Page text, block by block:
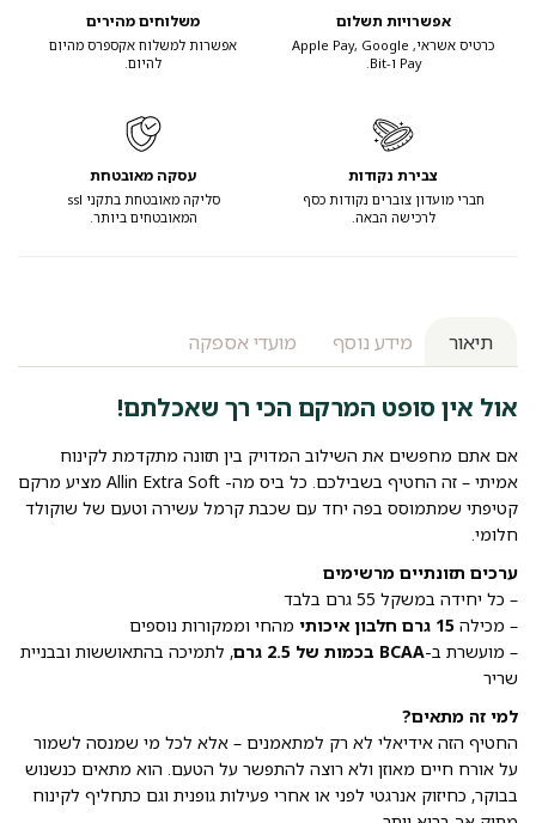
תיאור מידע נוסף מועדי אספקה
אול אין סופט המרקם הכי רך שאכלתם!
אם אתם מחפשים את השילוב המדויק בין תזונה מתקדמת לקינוח
אמיתי – זה החטיף בשבילכם. כל ביס מה- Allin Extra Soft מציע מרקם
קטיפתי שמתמוסס בפה יחד עם שכבת קרמל עשירה וטעם של שוקולד
חלומי.
ערכים תזונתיים מרשימים
– כל יחידה במשקל 55 גרם בלבד
– מכילה 15 גרם חלבון איכותי
מהחי וממקורות נוספים
– מועשרת ב-BCAA בכמות של 2.5 גרם
, לתמיכה בהתאוששות ובבניית
שריר
למי זה מתאים?
החטיף הזה אידיאלי לא רק למתאמנים – אלא לכל מי שמנסה לשמור
על אורח חיים מאוזן ולא רוצה להתפשר על הטעם. הוא מתאים כנשנוש
בבוקר, כחיזוק אנרגטי לפני או אחרי פעילות גופנית וגם כתחליף לקינוח
אפשרויות תשלום
כרטיס אשראי, Apple Pay, Google
Pay ו-Bit.
משלוחים מהירים
אפשרות למשלוח אקספרס מהיום
להיום.
צבירת נקודות
חברי מועדון צוברים נקודות כסף
לרכישה הבאה.
עסקה מאובטחת
סליקה מאובטחת בתקני ssl
המאובטחים ביותר.